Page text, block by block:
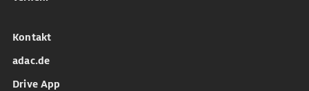
Kontakt
adac.de
Drive App